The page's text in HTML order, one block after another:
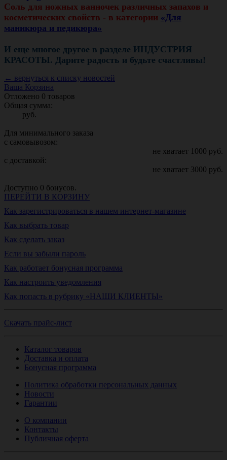
Соль для ножных ванночек различных запахов и
косметических свойств - в категории «Для
маникюра и педикюра»
И еще многое другое в разделе ИНДУСТРИЯ
КРАСОТЫ. Дарите радость и будьте счастливы!
← вернуться к списку новостей
Ваша Корзина
Отложено 0 товаров
Общая сумма:
руб.
Для минимального заказа
с самовывозом:
не хватает 1000 руб.
с доставкой:
не хватает 3000 руб.
Доступно 0 бонусов.
ПЕРЕЙТИ В КОРЗИНУ
Как зарегистрироваться в нашем интернет-магазине
Как выбрать товар
Как сделать заказ
Если вы забыли пароль
Как работает бонусная программа
Как настроить уведомления
Как попасть в рубрику «НАШИ КЛИЕНТЫ»
Скачать прайс-лист
Каталог товаров
Доставка и оплата
Бонусная программа
Политика обработки персональных данных
Новости
Гарантии
О компании
Контакты
Публичная оферта